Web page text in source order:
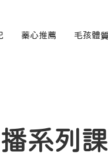
蓁心推薦 毛孩體
系列課